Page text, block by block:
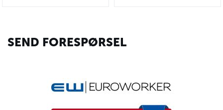
SEND FORESPØRSEL